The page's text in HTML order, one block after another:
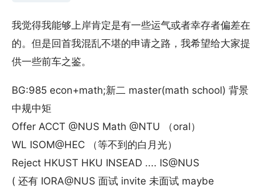
我觉得我能够上岸肯定是有一些运气或者幸存者偏差在
的。但是回首我混乱不堪的申请之路，我希望给大家提
供一些前车之鉴。
BG:985 econ+math;新二 master(math school) 背景
中规中矩
Offer ACCT @NUS Math @NTU （oral）
WL ISOM@HEC （等不到的白月光）
Reject HKUST HKU INSEAD .... IS@NUS
( 还有 IORA@NUS 面试 invite 未面试 maybe